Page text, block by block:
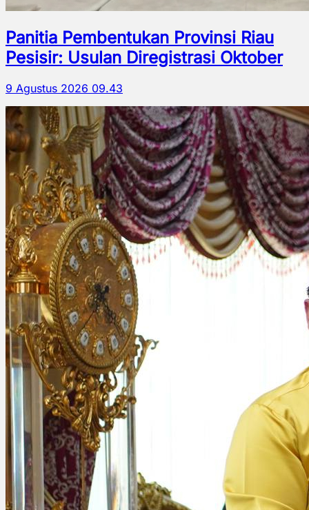
Panitia Pembentukan Provinsi Riau
Pesisir: Usulan Diregistrasi Oktober
9 Agustus 2026 09.43